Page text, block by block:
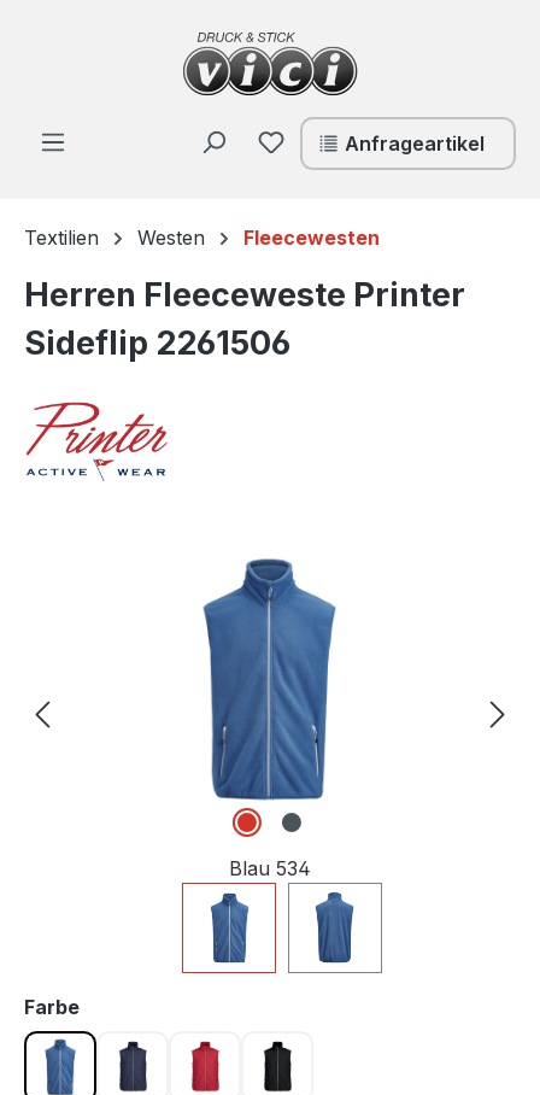
Zum Hauptinhalt springen
Du hast 0 Produkte auf
Anfrageartikel
Textilien Westen Fleecewesten
Herren Fleeceweste Printer
Sideflip 2261506
Bildergalerie überspringen
Blau 534
Farbeauswählen
Blau 534 Marine 600Rot 400 Schwarz 900